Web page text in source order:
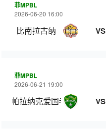
菲MPBL
2026-06-20 16:00
比南拉古纳 VS
菲MPBL
2026-06-21 19:00
帕拉纳克爱国者 VS